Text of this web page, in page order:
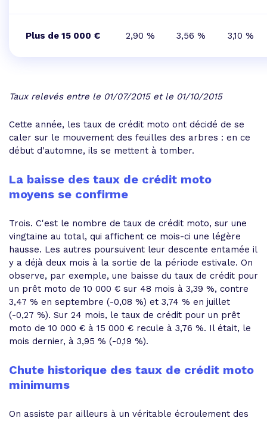
Plus de 15 000 € 2,90 % 3,56 % 3,10 %
Taux relevés entre le 01/07/2015 et le 01/10/2015
Cette année, les taux de crédit moto ont décidé de se
caler sur le mouvement des feuilles des arbres : en ce
début d'automne, ils se mettent à tomber.
La baisse des taux de crédit moto
moyens se confirme
Trois. C'est le nombre de taux de crédit moto, sur une
vingtaine au total, qui affichent ce mois-ci une légère
hausse. Les autres poursuivent leur descente entamée il
y a déjà deux mois à la sortie de la période estivale. On
observe, par exemple, une baisse du taux de crédit pour
un prêt moto de 10 000 € sur 48 mois à 3,39 %, contre
3,47 % en septembre (-0,08 %) et 3,74 % en juillet
(-0,27 %). Sur 24 mois, le taux de crédit pour un prêt
moto de 10 000 € à 15 000 € recule à 3,76 %. Il était, le
mois dernier, à 3,95 % (-0,19 %).
Chute historique des taux de crédit moto
minimums
On assiste par ailleurs à un véritable écroulement des